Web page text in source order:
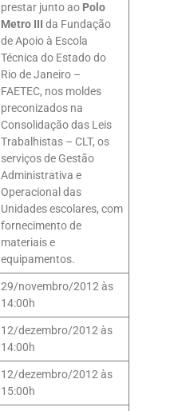
prestar junto ao Polo
Metro III da Fundação
de Apoio à Escola
Técnica do Estado do
Rio de Janeiro –
FAETEC, nos moldes
preconizados na
Consolidação das Leis
Trabalhistas – CLT, os
serviços de Gestão
Administrativa e
Operacional das
Unidades escolares, com
fornecimento de
materiais e
equipamentos.
29/novembro/2012 às
14:00h
12/dezembro/2012 às
14:00h
12/dezembro/2012 às
15:00h